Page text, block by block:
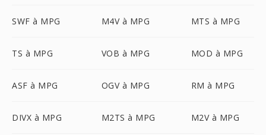
SWF à MPG M4V à MPG MTS à MPG
TS à MPG VOB à MPG MOD à MPG
ASF à MPG OGV à MPG RM à MPG
DIVX à MPG M2TS à MPG M2V à MPG